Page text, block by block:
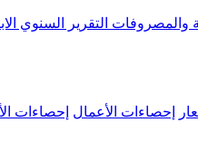
والمصروفات التقرير السنوي
إحصاءات الأعمال إحصاءات